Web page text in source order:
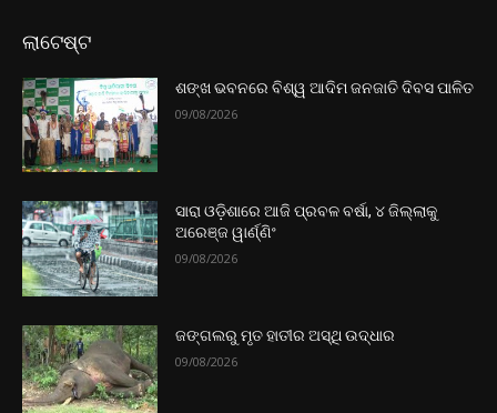
ଲାଟେଷ୍ଟ
ଶଙ୍ଖ ଭବନରେ ବିଶ୍ୱ ଆଦିମ ଜନଜାତି ଦିବସ ପାଳିତ
09/08/2026
ସାରା ଓଡ଼ିଶାରେ ଆଜି ପ୍ରବଳ ବର୍ଷା, ୪ ଜିଲ୍ଲାକୁ
ଅରେଞ୍ଜ ୱାର୍ଣ୍ଣିଂ
09/08/2026
ଜଙ୍ଗଲରୁ ମୃତ ହାତୀର ଅସ୍ଥି ଉଦ୍ଧାର
09/08/2026